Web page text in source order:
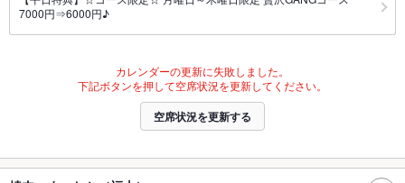
7000円⇒6000円♪
カレンダーの更新に失敗しました。
下記ボタンを押して空席状況を更新してください。
空席状況を更新する